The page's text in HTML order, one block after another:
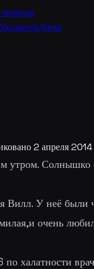
УказательДосье
2 апреля 2014
утром.
Вилл. У неё
очень
халатности